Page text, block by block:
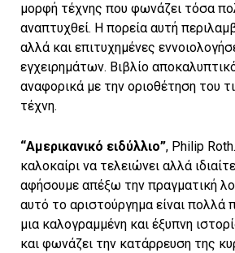
μορφή τέχνης που φωνάζει τόσα
αναπτυχθεί. Η πορεία αυτή
αλλά και επιτυχημένες
εγχειρημάτων. Βιβλίο
αναφορικά με την οριοθέτηση του
τέχνη.
“Αμερικανικό ειδύλλιο”, Philip
καλοκαίρι να τελειώνει αλλά
αφήσουμε απέξω την πραγματική
αυτό το αριστούργημα είναι πολλά
μια καλογραμμένη και έξυπνη
και φωνάζει την κατάρρευση της